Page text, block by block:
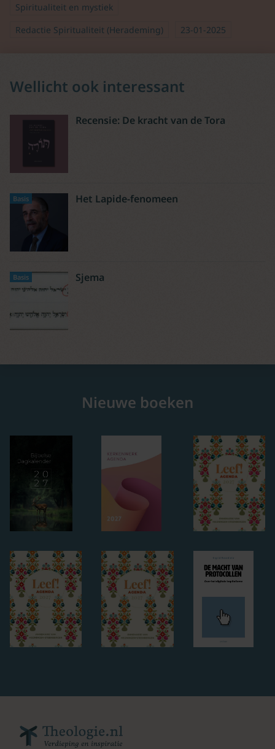
Spiritualiteit en mystiek
Redactie Spiritualiteit (Herademing)
23-01-2025
Wellicht ook interessant
Recensie: De kracht van de Tora
Basis Het Lapide-fenomeen
Basis Sjema
Nieuwe boeken